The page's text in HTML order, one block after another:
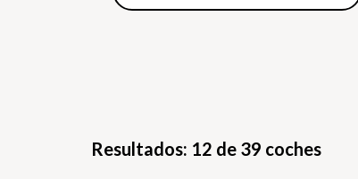
Resultados: 12 de 39 coches